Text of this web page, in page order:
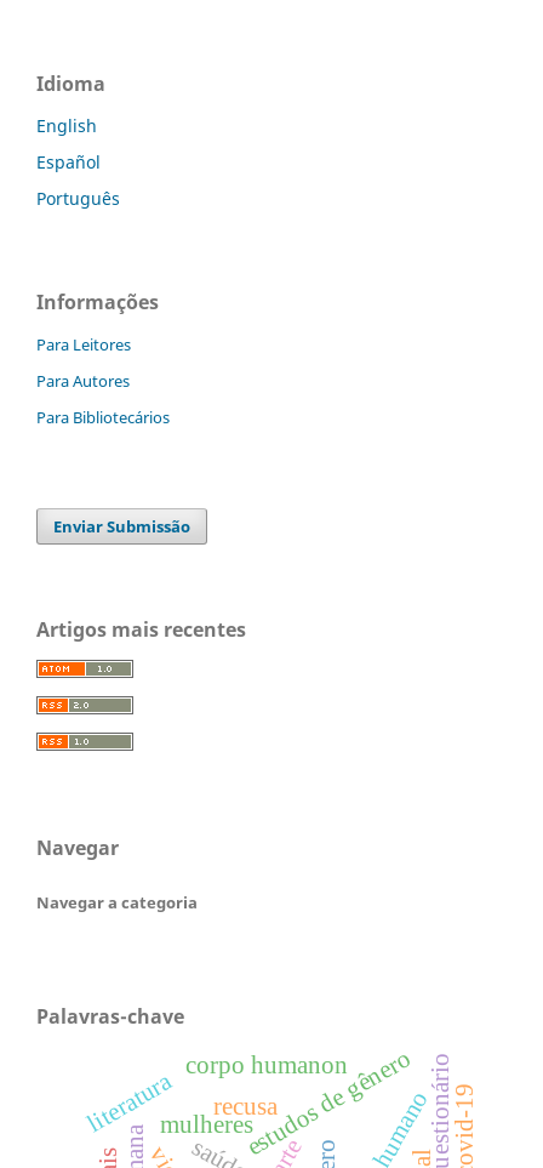
Idioma
English
Español
Português
Informações
Para Leitores
Para Autores
Para Bibliotecários
Enviar Submissão
Artigos mais recentes
Navegar
Navegar a categoria
Palavras-chave
estudos de gênero
literaturamulheres
corpo humanon
arte
recusa questionáriocovid-19